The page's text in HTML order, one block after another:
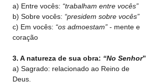
a) Entre vocês: “trabalham entre vocês”
b) Sobre vocês: “presidem sobre vocês”
c) Em vocês: “os admoestam” - mente e
coração
3. A natureza de sua obra: “No Senhor”
a) Sagrado: relacionado ao Reino de
Deus.